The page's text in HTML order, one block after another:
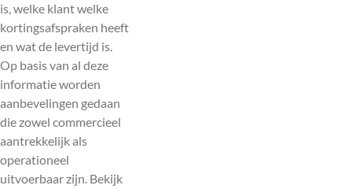
is, welke klant welke
kortingsafspraken heeft
en wat de levertijd is.
Op basis van al deze
informatie worden
aanbevelingen gedaan
die zowel commercieel
aantrekkelijk als
operationeel
uitvoerbaar zijn. Bekijk